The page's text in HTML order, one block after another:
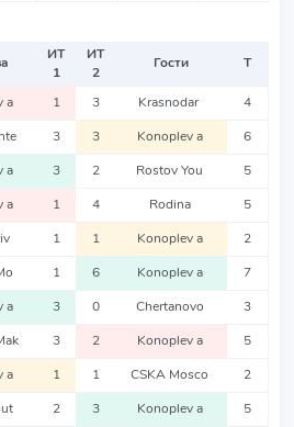
ИТ
1
ИТ
2
Гости Т
a 1 3 Krasnodar 4
3 3 Konoplev a 6
a 3 2 Rostov You 5
a 1 4 Rodina 5
1 1 Konoplev a 2
1 6 Konoplev a 7
a 3 0 Chertanovo 3
3 2 Konoplev a 5
a 1 1 CSKA Mosco 2
2 3 Konoplev a 5